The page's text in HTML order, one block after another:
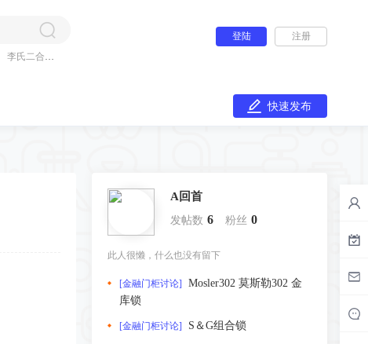
李氏二合一
登陆 注册
快速发布
A回首
发帖数 6 粉丝 0
此人很懒，什么也没有留下
[金融门柜讨论]
Mosler302 莫斯勒302 金
库锁
[金融门柜讨论] S＆G组合锁